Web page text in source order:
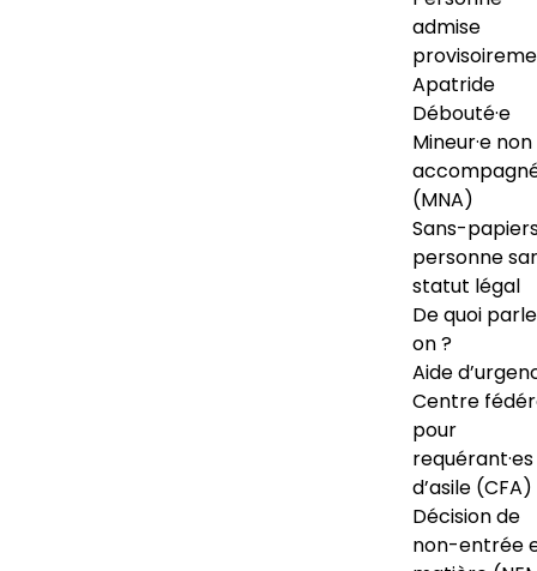
admise
Apatride
Débouté·e
Mineur·e non
(MNA)
Sans-
personne
statut légal
De quoi
on ?
Aide
Centre
pour
requérant·es
d’asile (CFA)
Décision de
non-entrée